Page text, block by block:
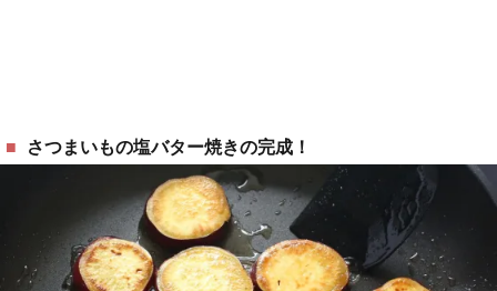
さつまいもの塩バター焼きの完成！